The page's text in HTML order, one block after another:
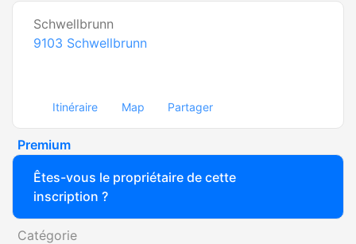
Schwellbrunn
9103 Schwellbrunn
Itinéraire Map Partager
Premium
Êtes-vous le propriétaire de cette
inscription ?
Catégorie